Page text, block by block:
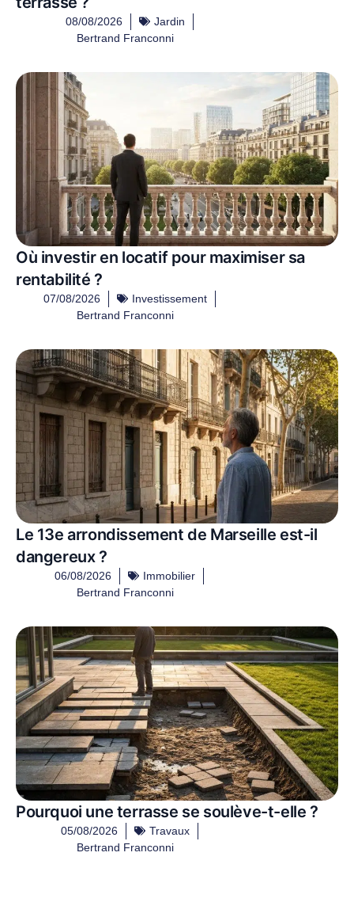
08/08/2026
Jardin
Bertrand Franconni
Où investir en locatif pour maximiser sa
rentabilité ?
07/08/2026
Investissement
Bertrand Franconni
Le 13e arrondissement de Marseille est-il
dangereux ?
06/08/2026
Immobilier
Bertrand Franconni
Pourquoi une terrasse se soulève-t-elle ?
05/08/2026
Travaux
Bertrand Franconni